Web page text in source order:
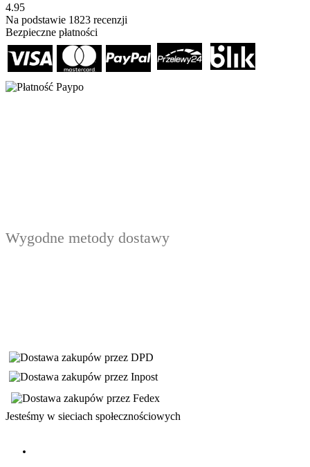
4.95
Na podstawie 1823 recenzji
Bezpieczne płatności
Wygodne metody dostawy
Jesteśmy w sieciach społecznościowych